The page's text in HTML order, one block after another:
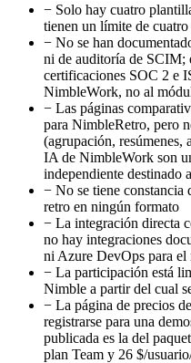
− Solo hay cuatro
tienen un límite de cuatro
− No se han
ni de auditoría de SCIM;
certificaciones SOC 2 e
NimbleWork, no al
− Las páginas
para NimbleRetro, pero
(agrupación, resúmenes,
IA de NimbleWork son
independiente destinado
− No se tiene constancia
retro en ningún formato
− La integración directa
no hay integraciones
ni Azure DevOps para el
− La participación está
Nimble a partir del cual
− La página de precios
registrarse para una
publicada es la del
plan Team y 26 $/